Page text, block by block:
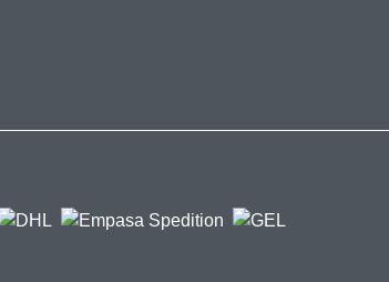
Kunde einlösbar.